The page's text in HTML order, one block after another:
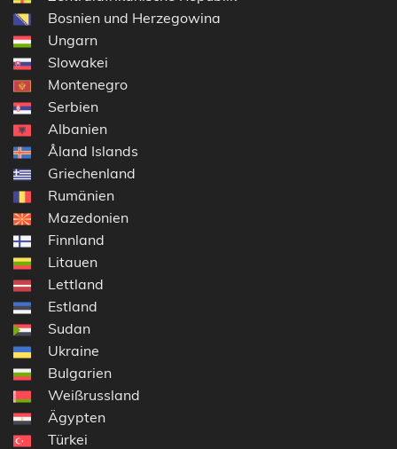
Bosnien und Herzegowina
Ungarn
Slowakei
Montenegro
Serbien
Albanien
Åland Islands
Griechenland
Rumänien
Mazedonien
Finnland
Litauen
Lettland
Estland
Sudan
Ukraine
Bulgarien
Weißrussland
Ägypten
Türkei